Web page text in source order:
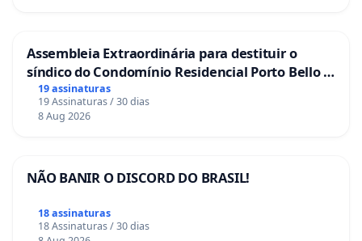
Assembleia Extraordinária para destituir o
síndico do Condomínio Residencial Porto Bello -
La Casa
19 assinaturas
19 Assinaturas / 30 dias
8 Aug 2026
NÃO BANIR O DISCORD DO BRASIL!
18 assinaturas
18 Assinaturas / 30 dias